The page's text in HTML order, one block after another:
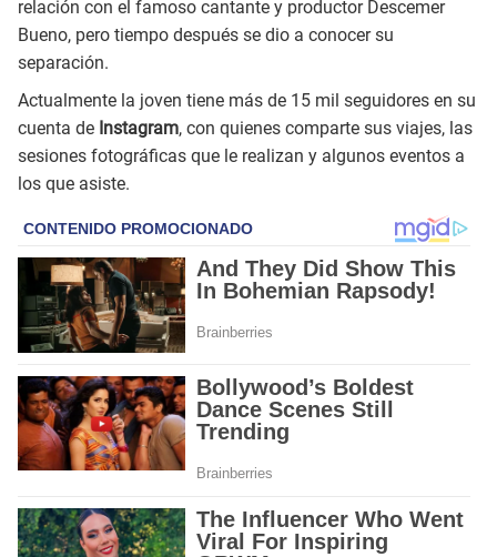
relación con el famoso cantante y productor Descemer
Bueno, pero tiempo después se dio a conocer su
separación.
Actualmente la joven tiene más de 15 mil seguidores en su
cuenta de Instagram, con quienes comparte sus viajes, las
sesiones fotográficas que le realizan y algunos eventos a
los que asiste.